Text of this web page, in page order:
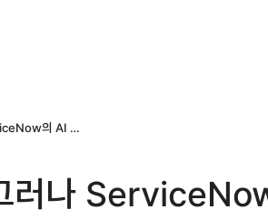
NOW 주가 5% 급등, 그러나 ServiceNow의 AI 베팅은 여전히 Armis 시험대에 있다
러나